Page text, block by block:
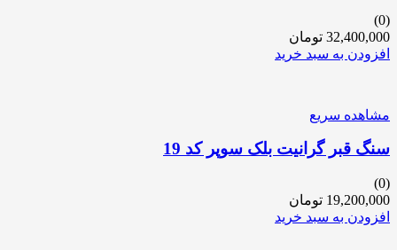
(0)
32,400,000 تومان
افزودن به سبد خرید
مشاهده سریع
سنگ قبر گرانیت بلک سوپر کد 19
(0)
19,200,000 تومان
افزودن به سبد خرید